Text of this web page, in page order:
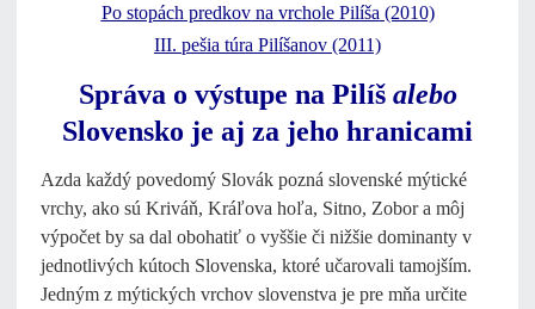
Po stopách predkov na vrchole Pilíša (2010)
III. pešia túra Pilíšanov (2011)
Správa o výstupe na Pilíš alebo
Slovensko je aj za jeho hranicami
Azda každý povedomý Slovák pozná slovenské mýtické
vrchy, ako sú Kriváň, Kráľova hoľa, Sitno, Zobor a môj
výpočet by sa dal obohatiť o vyššie či nižšie dominanty v
jednotlivých kútoch Slovenska, ktoré učarovali tamojším.
Jedným z mýtických vrchov slovenstva je pre mňa určite